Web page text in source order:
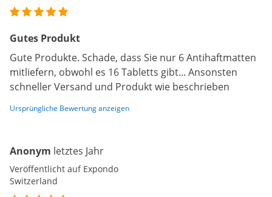
Gutes Produkt
Gute Produkte. Schade, dass Sie nur 6 Antihaftmatten
mitliefern, obwohl es 16 Tabletts gibt... Ansonsten
schneller Versand und Produkt wie beschrieben
Ursprüngliche Bewertung anzeigen
Anonym letztes Jahr
Veröffentlicht auf Expondo
Switzerland